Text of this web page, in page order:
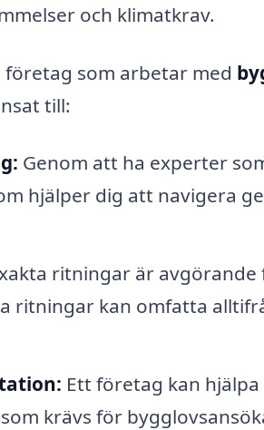
och klimatkrav.
som arbetar med
till:
Genom att ha experter
hjälper dig att navigera
ritningar är
ritningar kan omfatta
Ett företag kan
krävs för